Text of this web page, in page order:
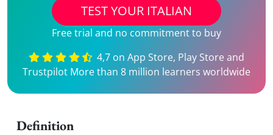
TEST YOUR ITALIAN
Free trial and no commitment to buy
4,7 on App Store, Play Store and
Trustpilot More than 8 million learners worldwide
Definition